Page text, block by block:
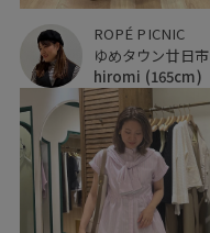
ROPÉ PICNIC
ゆめタウン廿日市
hiromi (165cm)